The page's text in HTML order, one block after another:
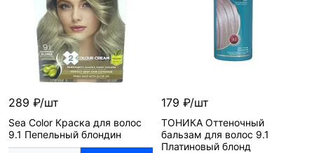
289 ₽/шт
Sea Color Краска для волос
9.1 Пепельный блондин
179 ₽/шт
ТОНИКА Оттеночный
бальзам для волос 9.1
Платиновый блонд